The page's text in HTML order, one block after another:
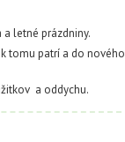
letné prázdniny.
tomu patrí a do
a oddychu.